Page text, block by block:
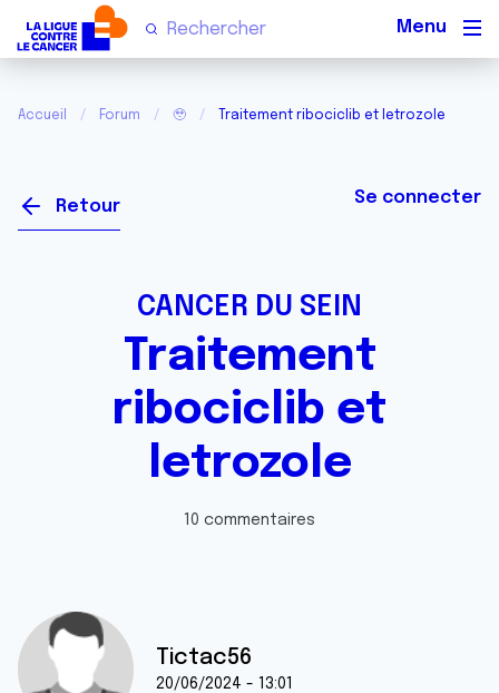
Accueil Forum 🥹 Traitement ribociclib et letrozole
Retour Se connecter
CANCER DU SEIN
Traitement
ribociclib et
letrozole
10 commentaires
Tictac56
20/06/2024 - 13:01